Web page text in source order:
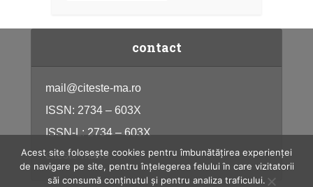
contact
mail@citeste-ma.ro
ISSN: 2734 – 603X
ISSN-L: 2734 – 603X
citeste-ma.ro
Acest site folosește cookies pentru îmbunătățirea experienței
de navigare pe site, pentru înțelegerea felului în care vizitatorii
săi consumă conținutul și pentru analiza traficului.